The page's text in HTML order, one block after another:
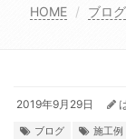
HOME ブログ
2019年9月29日
ブログ 施工例